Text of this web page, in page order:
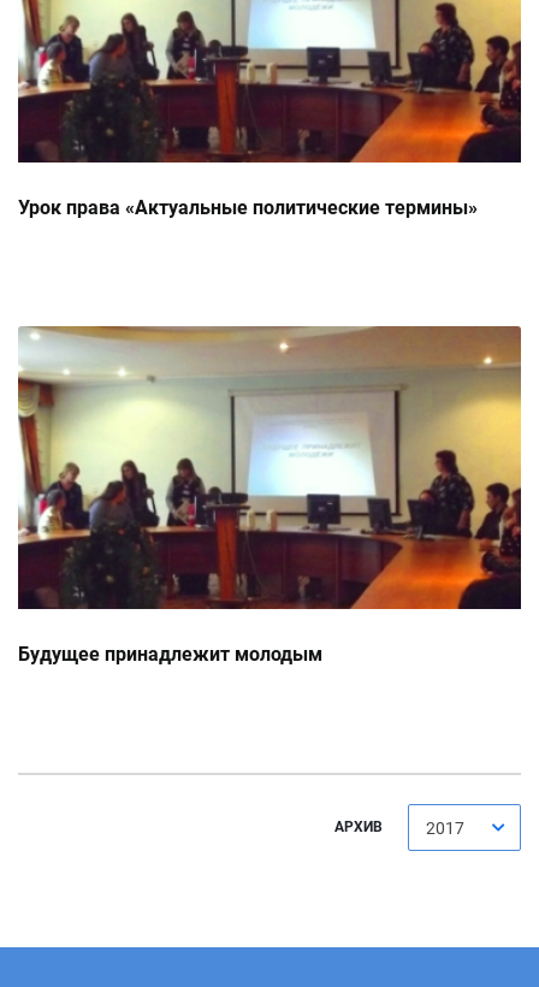
Урок права «Актуальные политические термины»
Будущее принадлежит молодым
АРХИВ 2017